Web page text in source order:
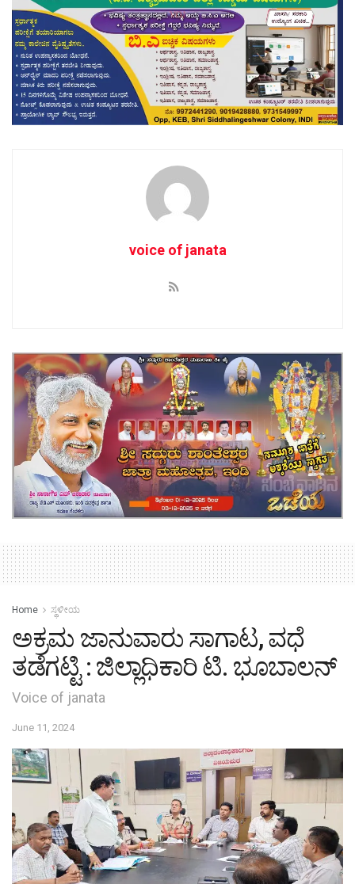
voice of janata
Home ಸ್ಥಳೀಯ
ಅಕ್ರಮ ಜಾನುವಾರು ಸಾಗಾಟ, ವಧೆ
ತಡೆಗಟ್ಟಿ : ಜಿಲ್ಲಾಧಿಕಾರಿ ಟಿ. ಭೂಬಾಲನ್
Voice of janata
June 11, 2024